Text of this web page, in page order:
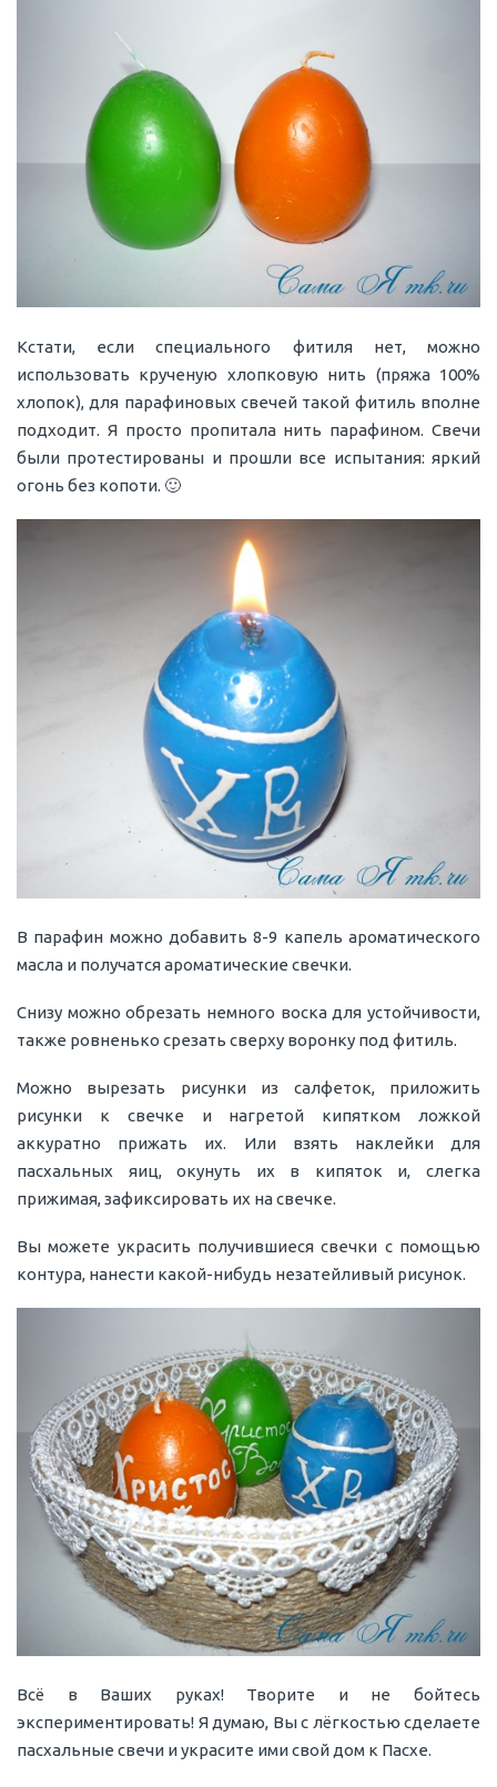
Кстати, если специального фитиля нет, можно
использовать крученую хлопковую нить (пряжа 100%
хлопок), для парафиновых свечей такой фитиль вполне
подходит. Я просто пропитала нить парафином. Свечи
были протестированы и прошли все испытания: яркий
огонь без копоти. 🙂
В парафин можно добавить 8-9 капель ароматического
масла и получатся ароматические свечки.
Снизу можно обрезать немного воска для устойчивости,
также ровненько срезать сверху воронку под фитиль.
Можно вырезать рисунки из салфеток, приложить
рисунки к свечке и нагретой кипятком ложкой
аккуратно прижать их. Или взять наклейки для
пасхальных яиц, окунуть их в кипяток и, слегка
прижимая, зафиксировать их на свечке.
Вы можете украсить получившиеся свечки с помощью
контура, нанести какой-нибудь незатейливый рисунок.
Всё в Ваших руках! Творите и не бойтесь
экспериментировать! Я думаю, Вы с лёгкостью сделаете
пасхальные свечи и украсите ими свой дом к Пасхе.